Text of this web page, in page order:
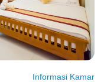
Informasi Kamar